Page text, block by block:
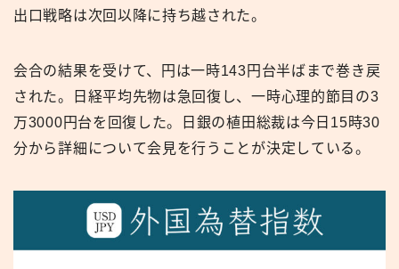
出口戦略は次回以降に持ち越された。
会合の結果を受けて、円は一時143円台半ばまで巻き戻
された。日経平均先物は急回復し、一時心理的節目の3
万3000円台を回復した。日銀の植田総裁は今日15時30
分から詳細について会見を行うことが決定している。